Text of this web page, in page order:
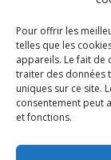
Pour offrir les
telles que les
appareils. Le fait de
traiter des données
uniques sur ce site.
consentement peut
et fonctions.
Newsletter